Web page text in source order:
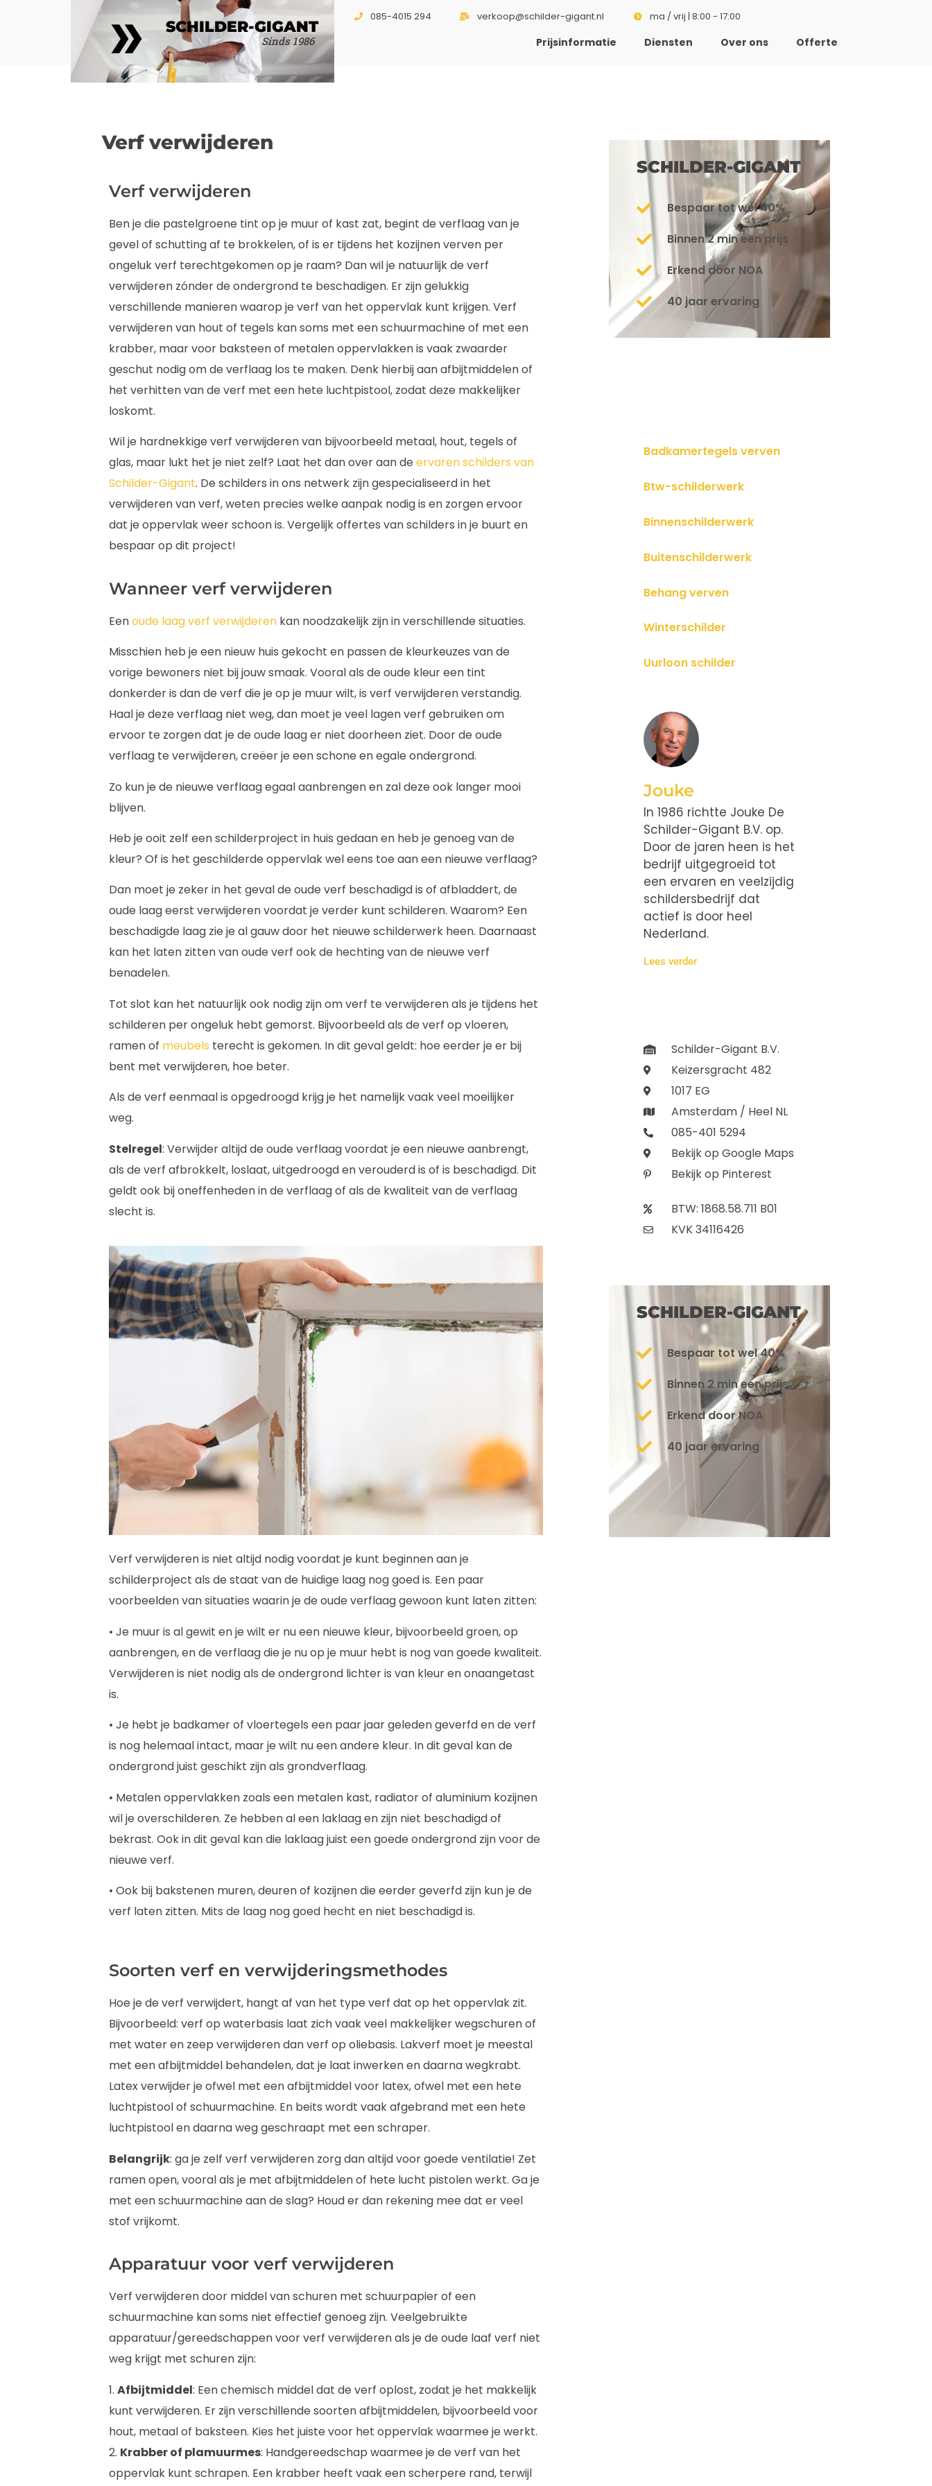
SCHILDER-GIGANT
Sinds 1986
085-4015 294 verkoop@schilder-gigant.nl ma / vrij | 8:00 - 17:00
Prijsinformatie Diensten Over ons Offerte
Verf verwijderen
Verf verwijderen
Ben je die pastelgroene tint op je muur of kast zat, begint de verflaag van je
gevel of schutting af te brokkelen, of is er tijdens het kozijnen verven per
ongeluk verf terechtgekomen op je raam? Dan wil je natuurlijk de verf
verwijderen zónder de ondergrond te beschadigen. Er zijn gelukkig
verschillende manieren waarop je verf van het oppervlak kunt krijgen. Verf
verwijderen van hout of tegels kan soms met een schuurmachine of met een
krabber, maar voor baksteen of metalen oppervlakken is vaak zwaarder
geschut nodig om de verflaag los te maken. Denk hierbij aan afbijtmiddelen of
het verhitten van de verf met een hete luchtpistool, zodat deze makkelijker
loskomt.
Wil je hardnekkige verf verwijderen van bijvoorbeeld metaal, hout, tegels of
glas, maar lukt het je niet zelf? Laat het dan over aan de ervaren schilders van
Schilder-Gigant. De schilders in ons netwerk zijn gespecialiseerd in het
verwijderen van verf, weten precies welke aanpak nodig is en zorgen ervoor
dat je oppervlak weer schoon is. Vergelijk offertes van schilders in je buurt en
bespaar op dit project!
Wanneer verf verwijderen
Eenoude laag verf verwijderen kan noodzakelijk zijn in verschillende situaties.
Misschien heb je een nieuw huis gekocht en passen de kleurkeuzes van de
vorige bewoners niet bij jouw smaak. Vooral als de oude kleur een tint
donkerder is dan de verf die je op je muur wilt, is verf verwijderen verstandig.
Haal je deze verflaag niet weg, dan moet je veel lagen verf gebruiken om
ervoor te zorgen dat je de oude laag er niet doorheen ziet. Door de oude
verflaag te verwijderen, creëer je een schone en egale ondergrond.
Zo kun je de nieuwe verflaag egaal aanbrengen en zal deze ook langer mooi
blijven.
Heb je ooit zelf een schilderproject in huis gedaan en heb je genoeg van de
kleur? Of is het geschilderde oppervlak wel eens toe aan een nieuwe verflaag?
Dan moet je zeker in het geval de oude verf beschadigd is of afbladdert, de
oude laag eerst verwijderen voordat je verder kunt schilderen. Waarom? Een
beschadigde laag zie je al gauw door het nieuwe schilderwerk heen. Daarnaast
kan het laten zitten van oude verf ook de hechting van de nieuwe verf
benadelen.
Tot slot kan het natuurlijk ook nodig zijn om verf te verwijderen als je tijdens het
schilderen per ongeluk hebt gemorst. Bijvoorbeeld als de verf op vloeren,
ramen of meubels terecht is gekomen. In dit geval geldt: hoe eerder je er bij
bent met verwijderen, hoe beter.
Als de verf eenmaal is opgedroogd krijg je het namelijk vaak veel moeilijker
weg.
Stelregel: Verwijder altijd de oude verflaag voordat je een nieuwe aanbrengt,
als de verf afbrokkelt, loslaat, uitgedroogd en verouderd is of is beschadigd. Dit
geldt ook bij oneffenheden in de verflaag of als de kwaliteit van de verflaag
slecht is.
Verf verwijderen is niet altijd nodig voordat je kunt beginnen aan je
schilderproject als de staat van de huidige laag nog goed is. Een paar
voorbeelden van situaties waarin je de oude verflaag gewoon kunt laten zitten:
• Je muur is al gewit en je wilt er nu een nieuwe kleur, bijvoorbeeld groen, op
aanbrengen, en de verflaag die je nu op je muur hebt is nog van goede kwaliteit.
Verwijderen is niet nodig als de ondergrond lichter is van kleur en onaangetast
is.
• Je hebt je badkamer of vloertegels een paar jaar geleden geverfd en de verf
is nog helemaal intact, maar je wilt nu een andere kleur. In dit geval kan de
ondergrond juist geschikt zijn als grondverflaag.
• Metalen oppervlakken zoals een metalen kast, radiator of aluminium kozijnen
wil je overschilderen. Ze hebben al een laklaag en zijn niet beschadigd of
bekrast. Ook in dit geval kan die laklaag juist een goede ondergrond zijn voor de
nieuwe verf.
• Ook bij bakstenen muren, deuren of kozijnen die eerder geverfd zijn kun je de
verf laten zitten. Mits de laag nog goed hecht en niet beschadigd is.
Soorten verf en verwijderingsmethodes
Hoe je de verf verwijdert, hangt af van het type verf dat op het oppervlak zit.
Bijvoorbeeld: verf op waterbasis laat zich vaak veel makkelijker wegschuren of
met water en zeep verwijderen dan verf op oliebasis. Lakverf moet je meestal
met een afbijtmiddel behandelen, dat je laat inwerken en daarna wegkrabt.
Latex verwijder je ofwel met een afbijtmiddel voor latex, ofwel met een hete
luchtpistool of schuurmachine. En beits wordt vaak afgebrand met een hete
luchtpistool en daarna weg geschraapt met een schraper.
Belangrijk: ga je zelf verf verwijderen zorg dan altijd voor goede ventilatie! Zet
ramen open, vooral als je met afbijtmiddelen of hete lucht pistolen werkt. Ga je
met een schuurmachine aan de slag? Houd er dan rekening mee dat er veel
stof vrijkomt.
Apparatuur voor verf verwijderen
Verf verwijderen door middel van schuren met schuurpapier of een
schuurmachine kan soms niet effectief genoeg zijn. Veelgebruikte
apparatuur/gereedschappen voor verf verwijderen als je de oude laaf verf niet
weg krijgt met schuren zijn:
1. Afbijtmiddel: Een chemisch middel dat de verf oplost, zodat je het makkelijk
kunt verwijderen. Er zijn verschillende soorten afbijtmiddelen, bijvoorbeeld voor
hout, metaal of baksteen. Kies het juiste voor het oppervlak waarmee je werkt.
2. Krabber of plamuurmes: Handgereedschap waarmee je de verf van het
oppervlak kunt schrapen. Een krabber heeft vaak een scherpere rand, terwijl
SCHILDER-GIGANT
Bespaar tot wel 40%
Binnen 2 min een prijs
Erkend door NOA
40 jaar ervaring
Badkamertegels verven
Btw-schilderwerk
Binnenschilderwerk
Buitenschilderwerk
Behang verven
Winterschilder
Uurloon schilder
Jouke
In 1986 richtte Jouke De
Schilder-Gigant B.V. op.
Door de jaren heen is het
bedrijf uitgegroeid tot
een ervaren en veelzijdig
schildersbedrijf dat
actief is door heel
Nederland.
Lees verder
Schilder-Gigant B.V.
Keizersgracht 482
1017 EG
Amsterdam / Heel NL
085-401 5294
Bekijk op Google Maps
Bekijk op Pinterest
BTW: 1868.58.711 B01
KVK 34116426
SCHILDER-GIGANT
Bespaar tot wel 40%
Binnen 2 min een prijs
Erkend door NOA
40 jaar ervaring